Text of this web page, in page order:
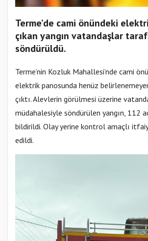
Terme’de cami önündeki
çıkan yangın vatandaşlar
söndürüldü.
Terme’nin Kozluk Mahallesi’nde cami
elektrik panosunda henüz
çıktı. Alevlerin görülmesi üzerine
müdahalesiyle söndürülen yangın, 112
bildirildi. Olay yerine kontrol amaçlı
edildi.